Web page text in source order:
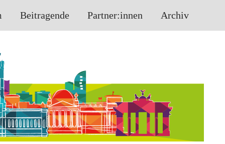
Beitragende Partner:innen Archiv